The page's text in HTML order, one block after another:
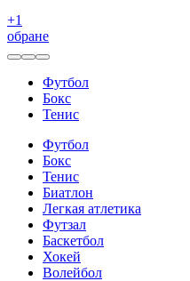
+1
обране
Футбол
Бокс
Тенис
Футбол
Бокс
Тенис
Биатлон
Легкая атлетика
Футзал
Баскетбол
Хокей
Волейбол